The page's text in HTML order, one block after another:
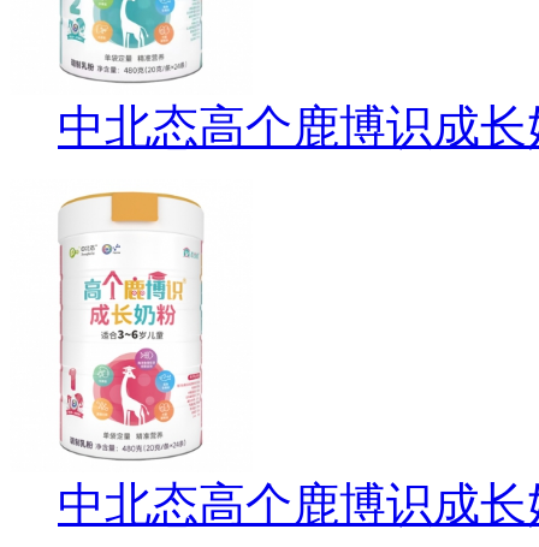
中北态高个鹿博识成
中北态高个鹿博识成